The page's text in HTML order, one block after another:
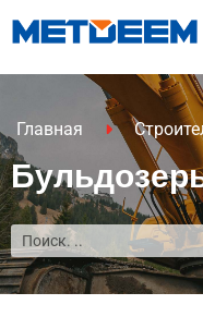
Главная